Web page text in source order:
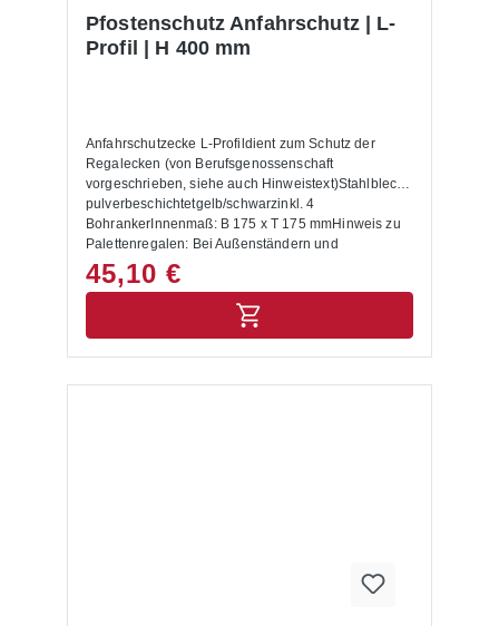
Pfostenschutz Anfahrschutz | L-
Profil | H 400 mm
Anfahrschutzecke L-Profildient zum Schutz der
Regalecken (von Berufsgenossenschaft
vorgeschrieben, siehe auch Hinweistext)Stahlblech
pulverbeschichtetgelb/schwarzinkl. 4
BohrankerInnenmaß: B 175 x T 175 mmHinweis zu
Palettenregalen: Bei Außenständern und
Durchfahrten sind Anfahrschutzecken anzubringen.
45,10 €